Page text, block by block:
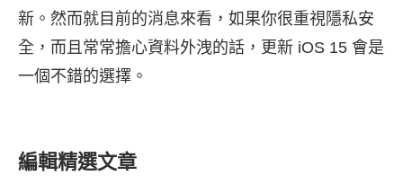
新。然而就目前的消息來看，如果你很重視隱私安
全，而且常常擔心資料外洩的話，更新 iOS 15 會是
一個不錯的選擇。
編輯精選文章